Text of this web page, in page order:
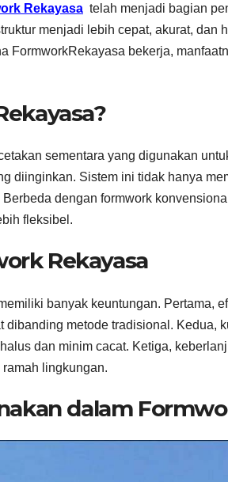
Rekayasa telah menjadi bagian
menjadi lebih cepat, akurat, dan
FormworkRekayasa bekerja,
sementara yang digunakan
diinginkan. Sistem ini tidak hanya
dengan formwork
fleksibel.
Rekayasa
banyak keuntungan. Pertama,
dibanding metode tradisional. Kedua,
dan minim cacat. Ketiga,
lingkungan.
dalam